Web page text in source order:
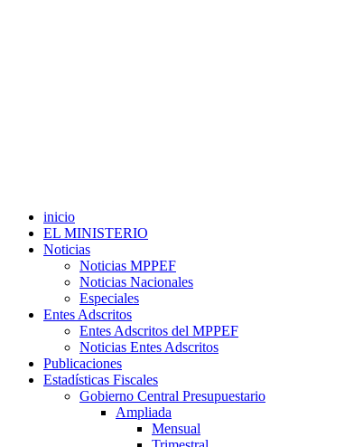
inicio
EL MINISTERIO
Noticias
Noticias MPPEF
Noticias Nacionales
Especiales
Entes Adscritos
Entes Adscritos del MPPEF
Noticias Entes Adscritos
Publicaciones
Estadísticas Fiscales
Gobierno Central Presupuestario
Ampliada
Mensual